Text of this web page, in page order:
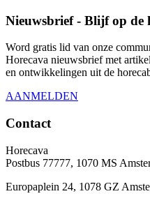
Nieuwsbrief - Blijf op de
Word gratis lid van onze
Horecava nieuwsbrief met
en ontwikkelingen uit de
AANMELDEN
Contact
Horecava
Postbus 77777, 1070 MS
Europaplein 24, 1078 GZ